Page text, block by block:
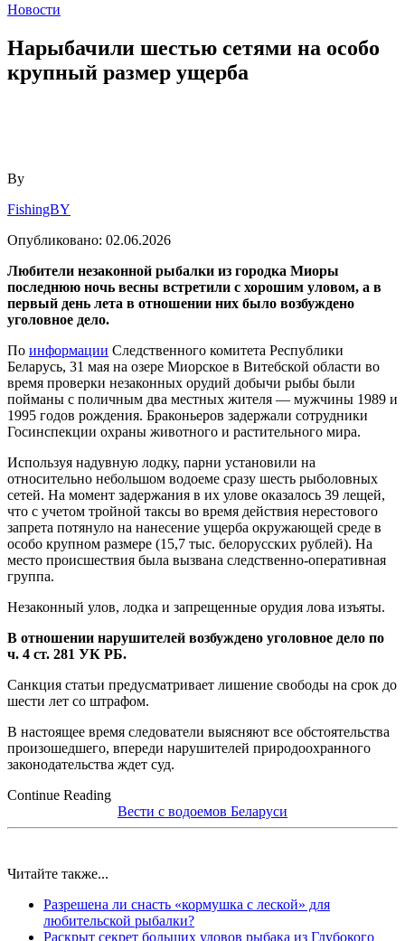
Новости
Нарыбачили шестью сетями на особо
крупный размер ущерба
By
FishingBY
Опубликовано: 02.06.2026
Любители незаконной рыбалки из городка Миоры
последнюю ночь весны встретили с хорошим уловом, а в
первый день лета в отношении них было возбуждено
уголовное дело.
По информации Следственного комитета Республики
Беларусь, 31 мая на озере Миорское в Витебской области во
время проверки незаконных орудий добычи рыбы были
пойманы с поличным два местных жителя — мужчины 1989 и
1995 годов рождения. Браконьеров задержали сотрудники
Госинспекции охраны животного и растительного мира.
Используя надувную лодку, парни установили на
относительно небольшом водоеме сразу шесть рыболовных
сетей. На момент задержания в их улове оказалось 39 лещей,
что с учетом тройной таксы во время действия нерестового
запрета потянуло на нанесение ущерба окружающей среде в
особо крупном размере (15,7 тыс. белорусских рублей). На
место происшествия была вызвана следственно-оперативная
группа.
Незаконный улов, лодка и запрещенные орудия лова изъяты.
В отношении нарушителей возбуждено уголовное дело по
ч. 4 ст. 281 УК РБ.
Санкция статьи предусматривает лишение свободы на срок до
шести лет со штрафом.
В настоящее время следователи выясняют все обстоятельства
произошедшего, впереди нарушителей природоохранного
законодательства ждет суд.
Continue Reading
Вести с водоемов Беларуси
Читайте также...
Разрешена ли снасть «кормушка с леской» для
любительской рыбалки?
Раскрыт секрет больших уловов рыбака из Глубокого